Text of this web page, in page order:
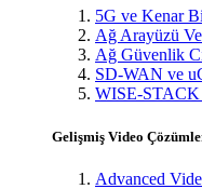
5G ve Kenar
Ağ Arayüzü Ve
Ağ Güvenlik
SD-WAN ve
WISE-
Gelişmiş Video
Advanced